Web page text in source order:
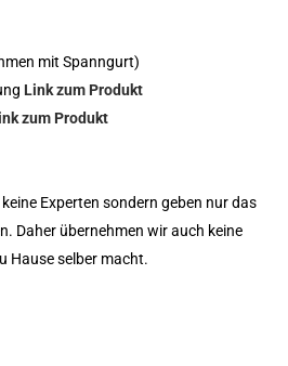
mit Spanngurt)
Link zum Produkt
zum Produkt
Experten sondern geben nur das
Daher übernehmen wir auch keine
Hause selber macht.